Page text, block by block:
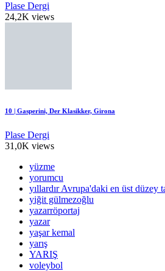
Plase Dergi
24,2K views
10 | Gasperini, Der Klasikker, Girona
Plase Dergi
31,0K views
yüzme
yorumcu
yıllardır Avrupa'daki en üst düzey
yiğit gülmezoğlu
yazarröportaj
yazar
yaşar kemal
yarış
YARIŞ
voleybol